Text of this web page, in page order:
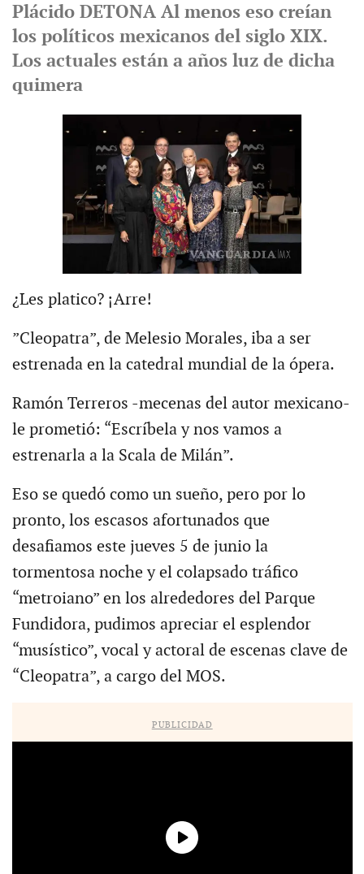
Plácido DETONA Al menos eso creían
los políticos mexicanos del siglo XIX.
Los actuales están a años luz de dicha
quimera
¿Les platico? ¡Arre!
”Cleopatra”, de Melesio Morales, iba a ser
estrenada en la catedral mundial de la ópera.
Ramón Terreros -mecenas del autor mexicano-
le prometió: “Escríbela y nos vamos a
estrenarla a la Scala de Milán”.
Eso se quedó como un sueño, pero por lo
pronto, los escasos afortunados que
desafiamos este jueves 5 de junio la
tormentosa noche y el colapsado tráfico
“metroiano” en los alrededores del Parque
Fundidora, pudimos apreciar el esplendor
“musístico”, vocal y actoral de escenas clave de
“Cleopatra”, a cargo del MOS.
PUBLICIDAD